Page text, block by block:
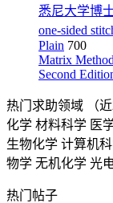
悉尼大学博
one-sided
Plain 700
Matrix
Second
热门求助领域
（
化学 材料科学 医
生物化学 计算机
物学 无机化学 光
热门帖子